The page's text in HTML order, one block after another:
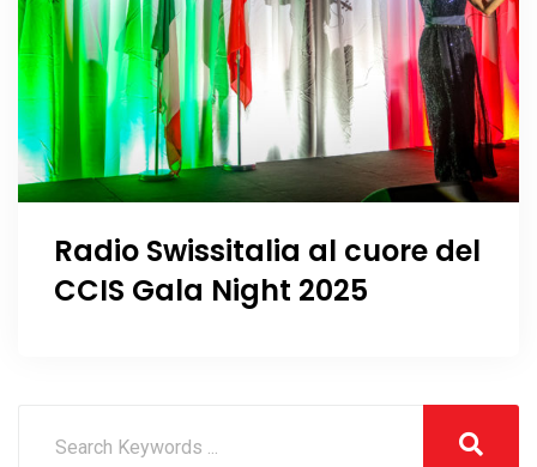
Radio Swissitalia al cuore del
CCIS Gala Night 2025